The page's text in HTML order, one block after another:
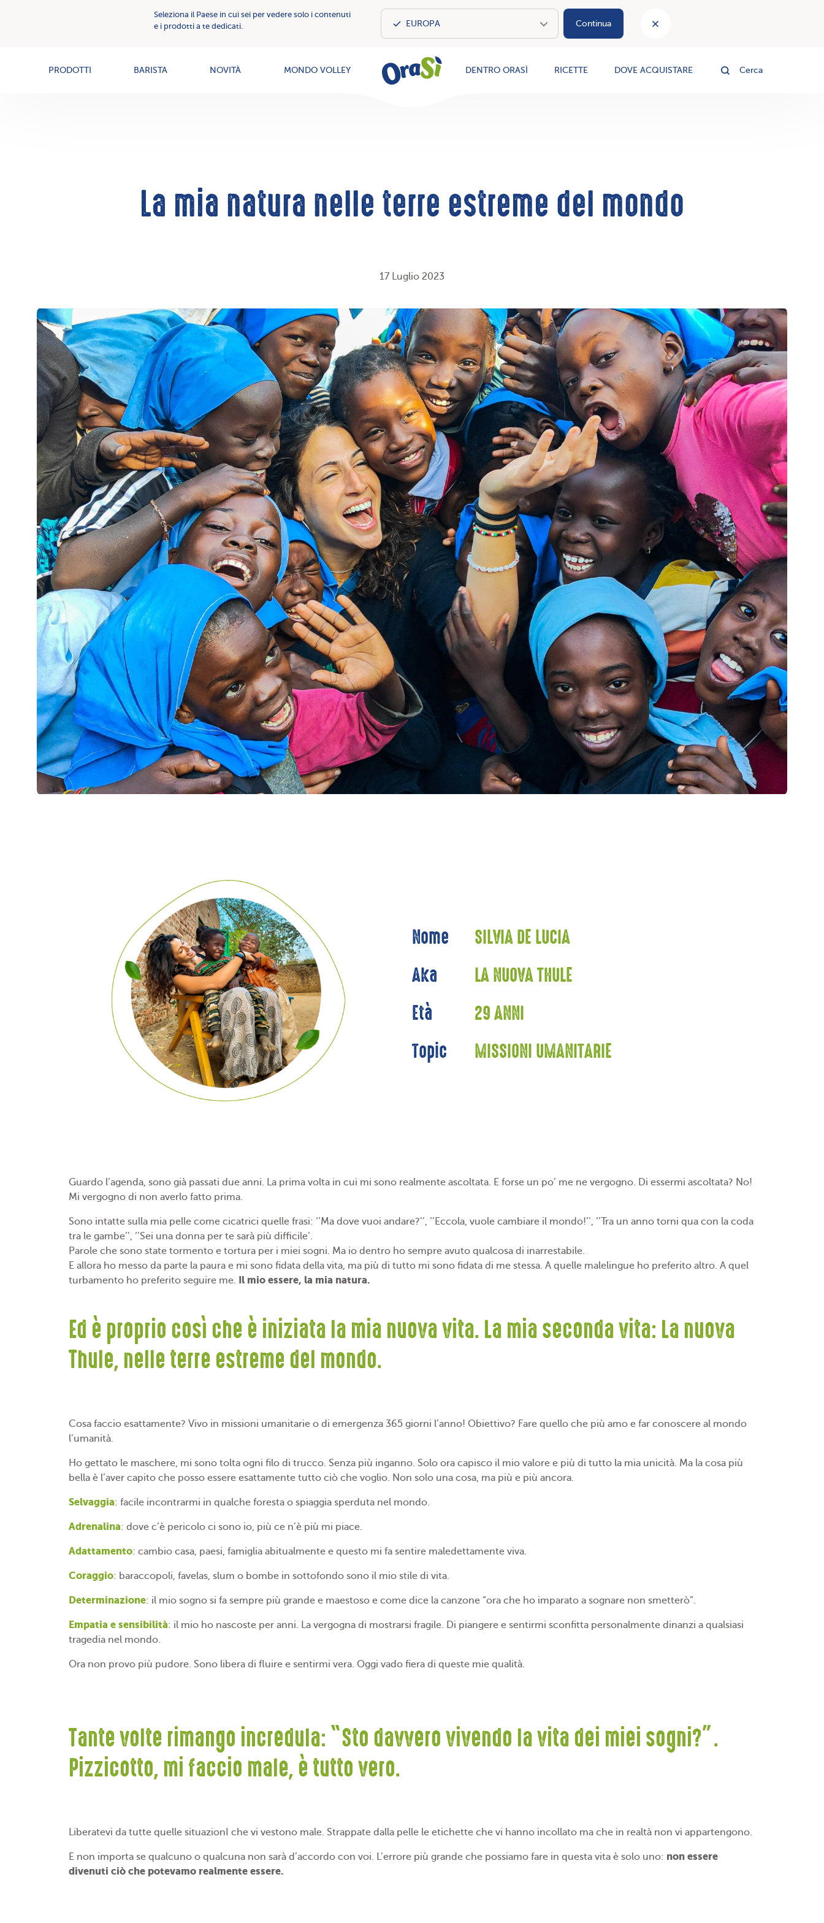
Seleziona il Paese in cui sei per vedere solo i contenuti
e i prodotti a te dedicati.
Continua
OraSì Vegetale
PRODOTTI BARISTA NOVITÀ MONDO VOLLEY DENTRO ORASÌ RICETTE DOVE ACQUISTARE Cerca
La mia natura nelle terre estreme del mondo
17 Luglio 2023
Nome SILVIA DE LUCIA
Aka LA NUOVA THULE
Età 29 ANNI
Topic MISSIONI UMANITARIE
Guardo l’agenda, sono già passati due anni. La prima volta in cui mi sono realmente ascoltata. E forse un po’ me ne vergogno. Di essermi ascoltata? No!
Mi vergogno di non averlo fatto prima.
Sono intatte sulla mia pelle come cicatrici quelle frasi: ‘’Ma dove vuoi andare?’’, ‘’Eccola, vuole cambiare il mondo!’’, ‘’Tra un anno torni qua con la coda
tra le gambe’’, ‘’Sei una donna per te sarà più difficile’.
Parole che sono state tormento e tortura per i miei sogni. Ma io dentro ho sempre avuto qualcosa di inarrestabile.
E allora ho messo da parte la paura e mi sono fidata della vita, ma più di tutto mi sono fidata di me stessa. A quelle malelingue ho preferito altro. A quel
turbamento ho preferito seguire me. Il mio essere, la mia natura.
Ed è proprio così che è iniziata la mia nuova vita. La mia seconda vita: La nuova
Thule, nelle terre estreme del mondo.
Cosa faccio esattamente? Vivo in missioni umanitarie o di emergenza 365 giorni l’anno! Obiettivo? Fare quello che più amo e far conoscere al mondo
l’umanità.
Ho gettato le maschere, mi sono tolta ogni filo di trucco. Senza più inganno. Solo ora capisco il mio valore e più di tutto la mia unicità. Ma la cosa più
bella è l’aver capito che posso essere esattamente tutto ciò che voglio. Non solo una cosa, ma più e più ancora.
Selvaggia: facile incontrarmi in qualche foresta o spiaggia sperduta nel mondo.
Adrenalina: dove c’è pericolo ci sono io, più ce n’è più mi piace.
Adattamento: cambio casa, paesi, famiglia abitualmente e questo mi fa sentire maledettamente viva.
Coraggio: baraccopoli, favelas, slum o bombe in sottofondo sono il mio stile di vita.
Determinazione: il mio sogno si fa sempre più grande e maestoso e come dice la canzone “ora che ho imparato a sognare non smetterò”.
Empatia e sensibilità: il mio ho nascoste per anni. La vergogna di mostrarsi fragile. Di piangere e sentirmi sconfitta personalmente dinanzi a qualsiasi
tragedia nel mondo.
Ora non provo più pudore. Sono libera di fluire e sentirmi vera. Oggi vado fiera di queste mie qualità.
Tante volte rimango incredula: “Sto davvero vivendo la vita dei miei sogni?”.
Pizzicotto, mi faccio male, è tutto vero.
Liberatevi da tutte quelle situazionI che vi vestono male. Strappate dalla pelle le etichette che vi hanno incollato ma che in realtà non vi appartengono.
E non importa se qualcuno o qualcuna non sarà d’accordo con voi. L’errore più grande che possiamo fare in questa vita è solo uno: non essere
divenuti ciò che potevamo realmente essere.